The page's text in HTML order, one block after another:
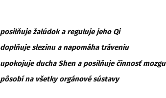
posilňuje žalúdok a reguluje jeho Qi
doplňuje slezinu a napomáha tráveniu
upokojuje ducha Shen a posilňuje činnosť mozgu
pôsobí na všetky orgánové sústavy